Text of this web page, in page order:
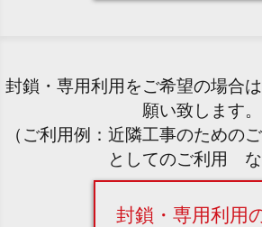
封鎖・専用利用をご希望の場合
願い致します。
（ご利用例：近隣工事のための
としてのご利用 な
封鎖・専用利用